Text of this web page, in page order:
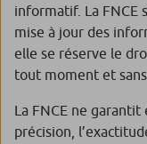
informatif. La FNCE
mise à jour des
elle se réserve le
tout moment et sans
La FNCE ne
précision,